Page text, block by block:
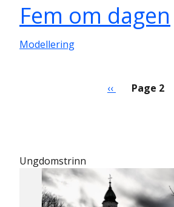
Fem om dagen
Modellering
PaginationPrevious page
‹‹ Page 2
Ungdomstrinn